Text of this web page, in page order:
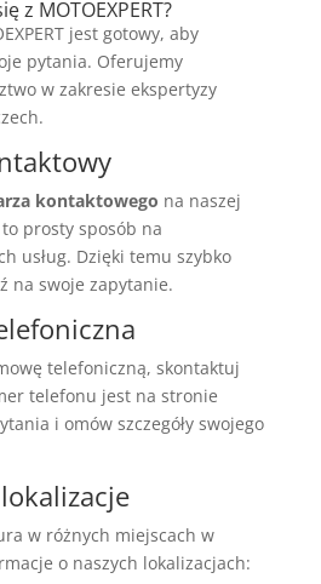
z MOTOEXPERT?
jest gotowy, aby
pytania. Oferujemy
w zakresie ekspertyzy
kontaktowego na naszej
prosty sposób na
usług. Dzięki temu szybko
na swoje zapytanie.
telefoniczną, skontaktuj
telefonu jest na stronie
i omów szczegóły swojego
w różnych miejscach w
o naszych lokalizacjach: